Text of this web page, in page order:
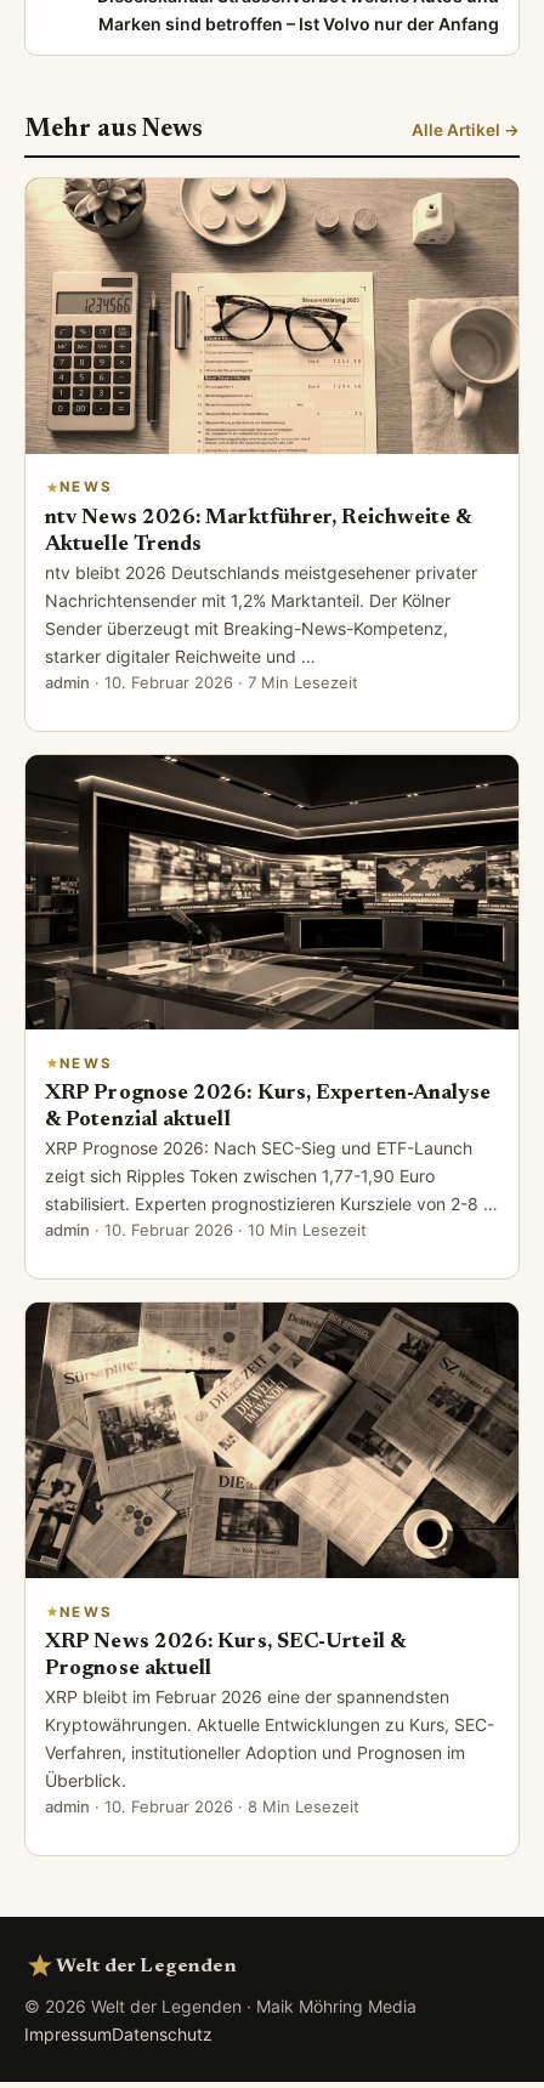
Marken sind betroffen – Ist Volvo nur der Anfang
Mehr aus News Alle Artikel →
NEWS
ntv News 2026: Marktführer, Reichweite &
Aktuelle Trends
ntv bleibt 2026 Deutschlands meistgesehener privater
Nachrichtensender mit 1,2% Marktanteil. Der Kölner
Sender überzeugt mit Breaking-News-Kompetenz,
starker digitaler Reichweite und …
admin · 10. Februar 2026 · 7 Min Lesezeit
NEWS
XRP Prognose 2026: Kurs, Experten-Analyse
& Potenzial aktuell
XRP Prognose 2026: Nach SEC-Sieg und ETF-Launch
zeigt sich Ripples Token zwischen 1,77-1,90 Euro
stabilisiert. Experten prognostizieren Kursziele von 2-8 …
admin · 10. Februar 2026 · 10 Min Lesezeit
NEWS
XRP News 2026: Kurs, SEC-Urteil &
Prognose aktuell
XRP bleibt im Februar 2026 eine der spannendsten
Kryptowährungen. Aktuelle Entwicklungen zu Kurs, SEC-
Verfahren, institutioneller Adoption und Prognosen im
Überblick.
admin · 10. Februar 2026 · 8 Min Lesezeit
Welt der Legenden
© 2026 Welt der Legenden · Maik Möhring Media
ImpressumDatenschutz